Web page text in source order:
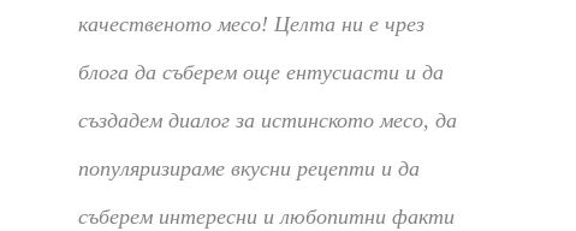
качественото месо! Целта ни е чрез
блога да съберем още ентусиасти и да
създадем диалог за истинското месо, да
популяризираме вкусни рецепти и да
съберем интересни и любопитни факти